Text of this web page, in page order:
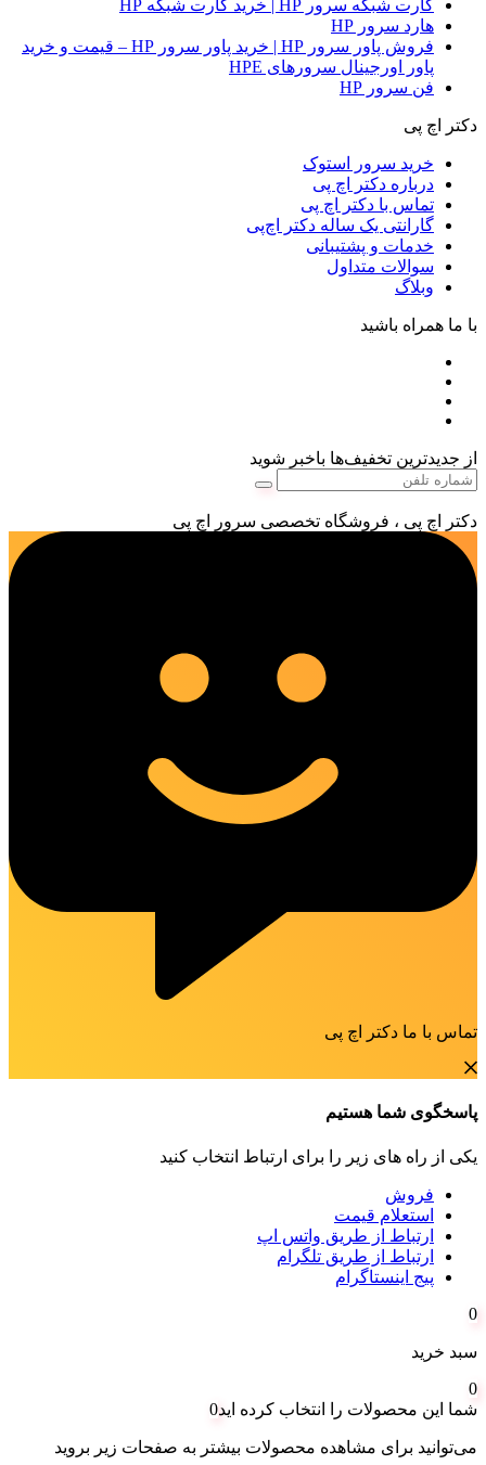
کارت شبکه سرور HP | خرید کارت شبکه HP
هارد سرور HP
فروش پاور سرور HP | خرید پاور سرور HP – قیمت و خرید
پاور اورجینال سرورهای HPE
فن سرور HP
دکتر اچ پی
خرید سرور استوک
درباره دکتر اچ پی
تماس با دکتر اچ پی
گارانتی یک ساله دکتر اچ‌پی
خدمات و پشتیبانی
سوالات متداول
وبلاگ
با ما همراه باشید
از جدیدترین تخفیف‌ها باخبر شوید
دکتر اچ پی ، فروشگاه تخصصی سرور اچ پی
تماس با ما دکتر اچ پی
پاسخگوی شما هستیم
یکی از راه های زیر را برای ارتباط انتخاب کنید
فروش
استعلام قیمت
ارتباط از طریق واتس اپ
ارتباط از طریق تلگرام
پیج اینستاگرام
0
سبد خرید
0
شما این محصولات را انتخاب کرده اید0
می‌توانید برای مشاهده محصولات بیشتر به صفحات زیر بروید